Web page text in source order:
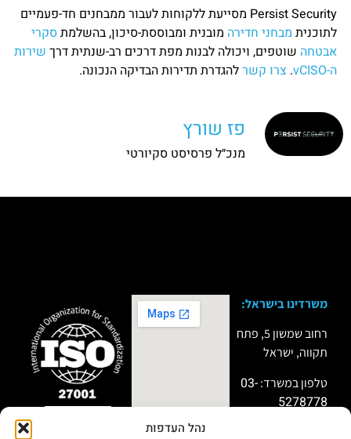
נהל העדפות
Persist Security מסייעת ללקוחות לעבור ממבחנים חד-פעמיים
לתוכנית מבחני חדירה מובנית ומבוססת-סיכון, בהשלמת סקרי
אבטחה שוטפים, ויכולה לבנות מפת דרכים רב-שנתית דרך שירות
ה-vCISO
. צרו קשרלהגדרת תדירות הבדיקה הנכונה.
פז שורץ
מנכ״ל פרסיסט סקיורטי
משרדינו בישראל:
רחוב שמשון 5, פתח
תקווה, ישראל
טלפון במשרד:03-
5278778